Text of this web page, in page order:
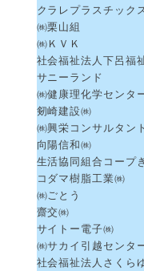
クラレプラスチック
㈱栗山組
㈱ＫＶＫ
社会福祉法人下呂福
サニーランド
㈱健康理化学センタ
剱崎建設㈱
㈱興栄コンサルタント
向陽信和㈱
生活協同組合コープ
コダマ樹脂工業㈱
㈱ごとう
齋交㈱
サイトー電子㈱
㈱サカイ引越センタ
社会福祉法人さくら